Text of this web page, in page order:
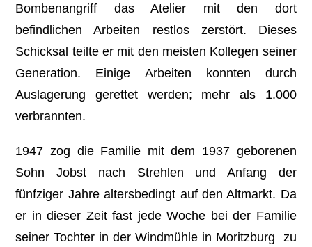
Bombenangriff das Atelier mit den dort
befindlichen Arbeiten restlos zerstört. Dieses
Schicksal teilte er mit den meisten Kollegen seiner
Generation. Einige Arbeiten konnten durch
Auslagerung gerettet werden; mehr als 1.000
verbrannten.
1947 zog die Familie mit dem 1937 geborenen
Sohn Jobst nach Strehlen und Anfang der
fünfziger Jahre altersbedingt auf den Altmarkt. Da
er in dieser Zeit fast jede Woche bei der Familie
seiner Tochter in der Windmühle in Moritzburg zu